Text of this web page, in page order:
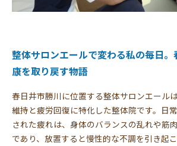
整体サロンエールで変わる私の毎日
康を取り戻す物語
春日井市勝川に位置する整体サロンエール
維持と疲労回復に特化した整体院です。日
された疲れは、身体のバランスの乱れや筋
であり、放置すると慢性的な不調を引き起